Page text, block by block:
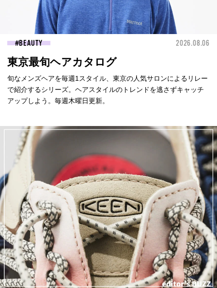
BEAUTY 2026.08.06
東京最旬ヘアカタログ
旬なメンズヘアを毎週1スタイル、東京の人気サロンによるリレー
で紹介するシリーズ。ヘアスタイルのトレンドを逃さずキャッチ
アップしよう。毎週木曜日更新。